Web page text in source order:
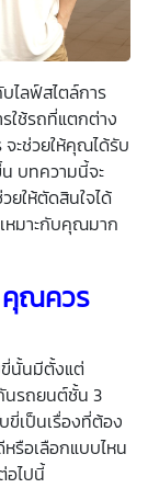
วามสะดวก
งฟังก์ชัน
การถอน
นความ
นยอม” ใน
าแทนการ
ไลฟ์สไตล์การ
ใช้รถที่แตกต่าง
ะช่วยให้คุณได้รับ
บทความนี้จะ
ยให้ตัดสินใจได้
หมาะกับคุณมาก
คุณควร
ขี่นั้นมีตั้งแต่
นรถยนต์ชั้น 3
ขี่เป็นเรื่องที่ต้อง
หรือเลือกแบบไหน
อไปนี้